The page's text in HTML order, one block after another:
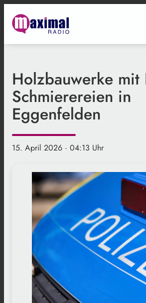
Holzbauwerke mit
Schmierereien in
Eggenfelden
15. April 2026 · 04:13 Uhr